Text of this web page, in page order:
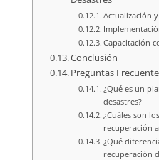
Actualización
Capacitación
Conclusión
Preguntas
¿Qué es un
desastres?
¿Cuáles son
recuperación
¿Qué
recuperación